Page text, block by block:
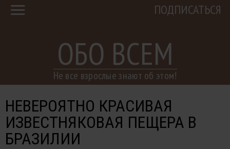
ОБО ВСЕМ
Не все взрослые знают об этом!
ПОДПИСАТЬСЯ
НЕВЕРОЯТНО КРАСИВАЯ
ИЗВЕСТНЯКОВАЯ ПЕЩЕРА В
БРАЗИЛИИ